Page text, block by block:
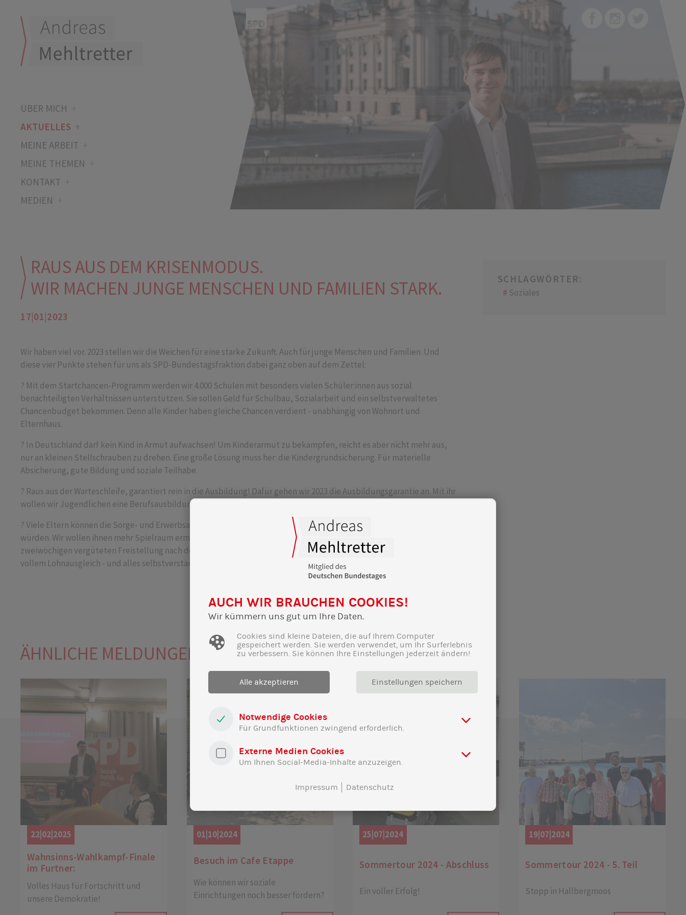
ÜBER MICH
AKTUELLES
MEINE ARBEIT
MEINE THEMEN
KONTAKT
MEDIEN
RAUS AUS DEM KRISENMODUS.
WIR MACHEN JUNGE MENSCHEN UND FAMILIEN STARK.
17|01|2023
Wir haben viel vor. 2023 stellen wir die Weichen für eine starke Zukunft. Auch für junge Menschen und Familien. Und
diese vier Punkte stehen für uns als SPD-Bundestagsfraktion dabei ganz oben auf dem Zettel:
? Mit dem Startchancen-Programm werden wir 4.000 Schulen mit besonders vielen Schüler:innen aus sozial
benachteiligten Verhältnissen unterstützen. Sie sollen Geld für Schulbau, Sozialarbeit und ein selbstverwaltetes
Chancenbudget bekommen. Denn alle Kinder haben gleiche Chancen verdient - unabhängig von Wohnort und
Elternhaus.
? In Deutschland darf kein Kind in Armut aufwachsen! Um Kinderarmut zu bekämpfen, reicht es aber nicht mehr aus,
nur an kleinen Stellschrauben zu drehen. Eine große Lösung muss her: die Kindergrundsicherung. Für materielle
Absicherung, gute Bildung und soziale Teilhabe.
? Raus aus der Warteschleife, garantiert rein in die Ausbildung! Dafür gehen wir 2023 die Ausbildungsgarantie an. Mit ihr
wollen wir Jugendlichen eine Berufsausbildung zusichern, vorrangig im Betrieb.
? Viele Eltern können die Sorge- und Erwerbsarbeit im Alltag nicht so partnerschaftlich aufteilen, wie sie es gerne
würden. Wir wollen ihnen mehr Spielraum ermöglichen. Mit einem weiteren Partnermonat im Elterngeld und einer
zweiwöchigen vergüteten Freistellung nach der Geburt des Kindes für den:die Partner:in. Analog zum Mutterschutz bei
vollem Lohnausgleich - und alles selbstverständlich auch für Alleinerziehende!
SCHLAGWÖRTER:
Soziales
ÄHNLICHE MELDUNGEN
22|02|2025
Wahnsinns-Wahlkampf-Finale
im Furtner:
Volles Haus für Fortschritt und
unsere Demokratie!
01|10|2024
Besuch im Cafe Etappe
Wie können wir soziale
Einrichtungen noch besser fördern?
25|07|2024
Sommertour 2024 - Abschluss
Ein voller Erfolg!
19|07|2024
Sommertour 2024 - 5. Teil
Stopp in Hallbergmoos
AUCH WIR BRAUCHEN COOKIES!
Wir kümmern uns gut um Ihre Daten.
Cookies sind kleine Dateien, die auf Ihrem Computer
gespeichert werden. Sie werden verwendet, um Ihr Surferlebnis
zu verbessern. Sie können Ihre Einstellungen jederzeit ändern!
Alle akzeptieren Einstellungen speichern
Notwendige Cookies
Für Grundfunktionen zwingend erforderlich.
Externe Medien Cookies
Um Ihnen Social-Media-Inhalte anzuzeigen.
Impressum Datenschutz